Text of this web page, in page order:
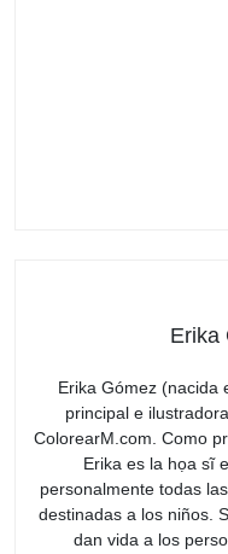
Erika
Erika Gómez (nacida
principal e
ColorearM.com. Como
Erika es la họa sĩ
personalmente todas
destinadas a los niños.
dan vida a los